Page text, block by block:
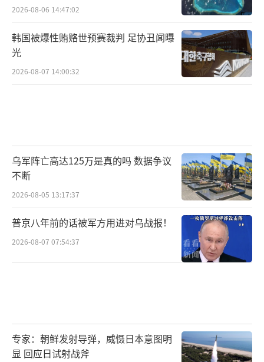
2026-08-06 14:47:02
韩国被爆性贿赂世预赛裁判 足协丑闻曝
光
2026-08-07 14:00:32
乌军阵亡高达125万是真的吗 数据争议
不断
2026-08-05 13:17:37
普京八年前的话被军方用进对乌战报！
2026-08-07 07:54:37
专家：朝鲜发射导弹，威慑日本意图明
显 回应日试射战斧